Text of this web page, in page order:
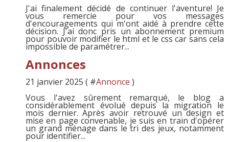
J'ai finalement décidé de continuer l'aventure! Je
vous remercie pour vos messages
d'encouragements qui m'ont aidé à prendre cette
décision. J'ai donc pris un abonnement premium
pour pouvoir modifier le html et le css car sans cela
impossible de paramétrer...
Annonces
21 janvier 2025 ( #Annonce )
Vous l'avez sûrement remarqué, le blog a
considérablement évolué depuis la migration le
mois dernier. Après avoir retrouvé un design et
mise en page convenable, je suis en train d'opérer
un grand ménage dans le tri des jeux, notamment
pour identifier...